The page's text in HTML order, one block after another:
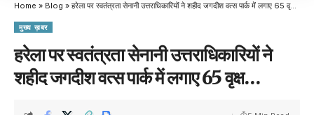
Home » Blog » हरेला पर स्वतंत्रता सेनानी उत्तराधिकारियों ने शहीद जगदीश वत्स पार्क में लगाए 65 वृक्ष…
मुख्य ख़बर
हरेला पर स्वतंत्रता सेनानी उत्तराधिकारियों ने
शहीद जगदीश वत्स पार्क में लगाए 65 वृक्ष…